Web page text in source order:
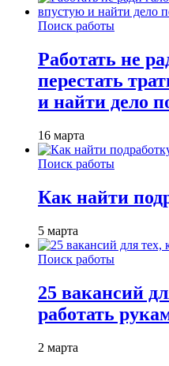
Поиск работы
Работать не
перестать
и найти дело
16 марта
Поиск работы
Как найти
5 марта
Поиск работы
25 вакансий
работать
2 марта